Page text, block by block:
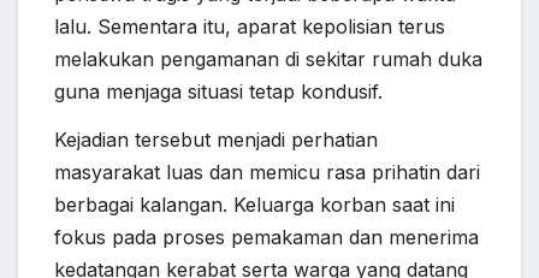
lalu. Sementara itu, aparat kepolisian terus
melakukan pengamanan di sekitar rumah duka
guna menjaga situasi tetap kondusif.
Kejadian tersebut menjadi perhatian
masyarakat luas dan memicu rasa prihatin dari
berbagai kalangan. Keluarga korban saat ini
fokus pada proses pemakaman dan menerima
kedatangan kerabat serta warga yang datang